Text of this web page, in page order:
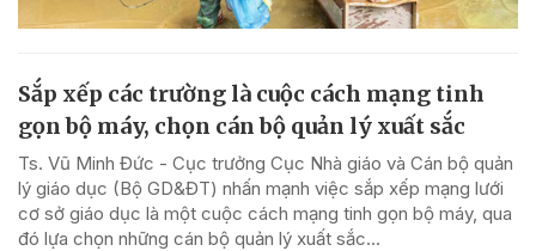
Sắp xếp các trường là cuộc cách mạng tinh
gọn bộ máy, chọn cán bộ quản lý xuất sắc
Ts. Vũ Minh Đức - Cục trưởng Cục Nhà giáo và Cán bộ quản
lý giáo dục (Bộ GD&ĐT) nhấn mạnh việc sắp xếp mạng lưới
cơ sở giáo dục là một cuộc cách mạng tinh gọn bộ máy, qua
đó lựa chọn những cán bộ quản lý xuất sắc...